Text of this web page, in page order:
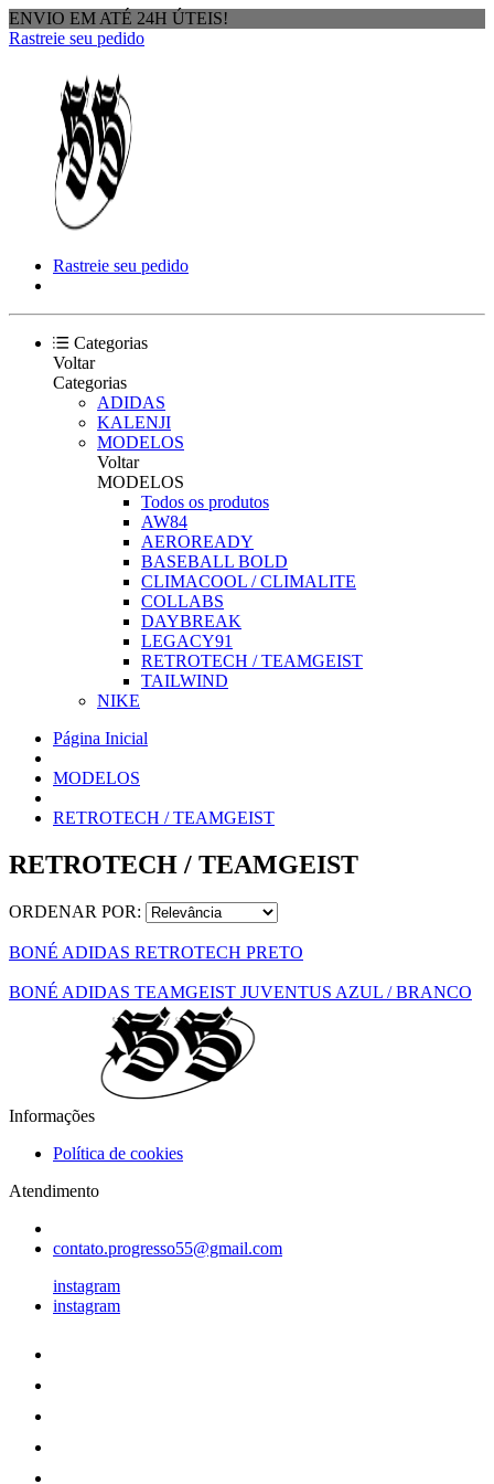
ENVIO EM ATÉ 24H ÚTEIS!
Rastreie seu pedido
Rastreie seu pedido
Categorias
Voltar
Categorias
ADIDAS
KALENJI
MODELOS
Voltar
MODELOS
Todos os produtos
AW84
AEROREADY
BASEBALL BOLD
CLIMACOOL / CLIMALITE
COLLABS
DAYBREAK
LEGACY91
RETROTECH / TEAMGEIST
TAILWIND
NIKE
Página Inicial
MODELOS
RETROTECH / TEAMGEIST
RETROTECH / TEAMGEIST
ORDENAR POR:
BONÉ ADIDAS RETROTECH PRETO
BONÉ ADIDAS TEAMGEIST JUVENTUS AZUL / BRANCO
Informações
Política de cookies
Atendimento
contato.progresso55@gmail.com
instagram
instagram